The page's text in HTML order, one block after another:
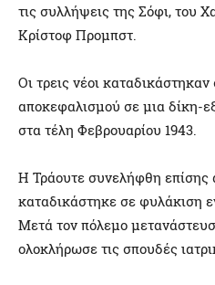
τις συλλήψεις της Σόφι, του
Κρίστοφ Προμπστ.
Οι τρεις νέοι
αποκεφαλισμού σε μια δίκη-
στα τέλη Φεβρουαρίου 1943.
Η Τράουτε συνελήφθη επίσης
καταδικάστηκε σε φυλάκιση
Μετά τον πόλεμο
ολοκλήρωσε τις σπουδές